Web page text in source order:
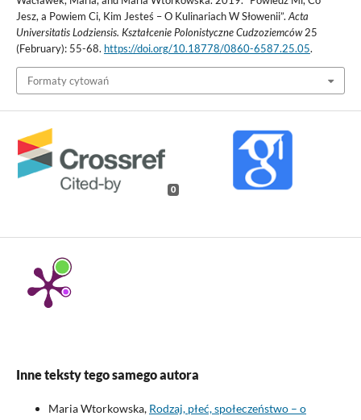
Jesz, a Powiem Ci, Kim Jesteś – O Kulinariach W Słowenii”. Acta
Universitatis Lodziensis. Kształcenie Polonistyczne Cudzoziemców25
(February): 55-68. https://doi.org/10.18778/0860-6587.25.05.
Formaty cytowań
0
Inne teksty tego samego autora
Maria Wtorkowska, Rodzaj, płeć, społeczeństwo – o